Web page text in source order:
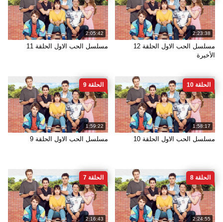
2:23:38
مسلسل الحب الاول الحلقة 12
الأخيرة
2:05:42
مسلسل الحب الاول الحلقة 11
1:58:17
الحلقة 10
مسلسل الحب الاول الحلقة 10
1:59:22
الحلقة 9
مسلسل الحب الاول الحلقة 9
2:24:55
الحلقة 8
2:16:43
الحلقة 7